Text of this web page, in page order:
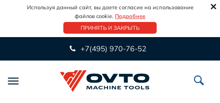
Используя данный сайт, вы даете согласие на использование
файлов cookie. Подробнее
ПРИНЯТЬ И ЗАКРЫТЬ
×
+7(495) 970-76-52
Переключить